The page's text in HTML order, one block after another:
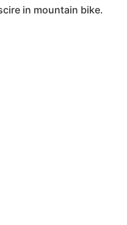
in mountain bike.